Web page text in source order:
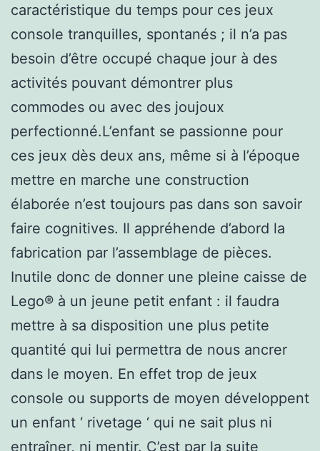
caractéristique du temps pour ces jeux
console tranquilles, spontanés ; il n’a pas
besoin d’être occupé chaque jour à des
activités pouvant démontrer plus
commodes ou avec des joujoux
perfectionné.L’enfant se passionne pour
ces jeux dès deux ans, même si à l’époque
mettre en marche une construction
élaborée n’est toujours pas dans son savoir
faire cognitives. Il appréhende d’abord la
fabrication par l’assemblage de pièces.
Inutile donc de donner une pleine caisse de
Lego® à un jeune petit enfant : il faudra
mettre à sa disposition une plus petite
quantité qui lui permettra de nous ancrer
dans le moyen. En effet trop de jeux
console ou supports de moyen développent
un enfant ‘ rivetage ‘ qui ne sait plus ni
entraîner, ni mentir. C’est par la suite